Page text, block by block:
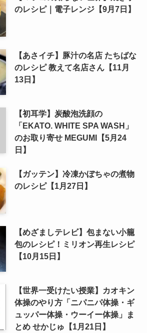
のレシピ｜電子レンジ【9月7日】
【あさイチ】豚汁の名店 たちばな
のレシピ 教えて名店さん【11月
13日】
【初耳学】炭酸泡洗顔の
「EKATO. WHITE SPA WASH」
のお取り寄せ MEGUMI【5月24
日】
【ガッテン】冷凍かぼちゃの煮物
のレシピ【1月27日】
【めざましテレビ】包まない小籠
包のレシピ！ミリオン再生レシピ
【10月15日】
【世界一受けたい授業】カオキン
体操のやり方「ニパニパ体操・ギ
ュッパー体操・ウーイー体操」ま
とめ せかじゅ【1月21日】